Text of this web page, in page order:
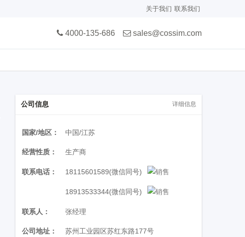
关于我们 联系我们
4000-135-686 sales@cossim.com
公司信息 详细信息
国家/地区： 中国/江苏
经营性质： 生产商
联系电话： 18115601589(微信同号)
18913533344(微信同号)
联系人： 张经理
公司地址： 苏州工业园区苏红东路177号